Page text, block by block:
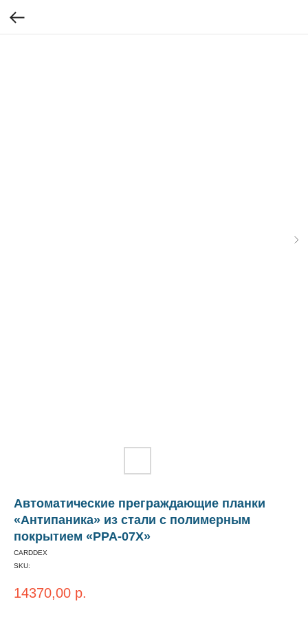
Автоматические преграждающие планки
«Антипаника» из стали с полимерным
покрытием «PPA-07X»
CARDDEX
SKU:
14370,00 р.